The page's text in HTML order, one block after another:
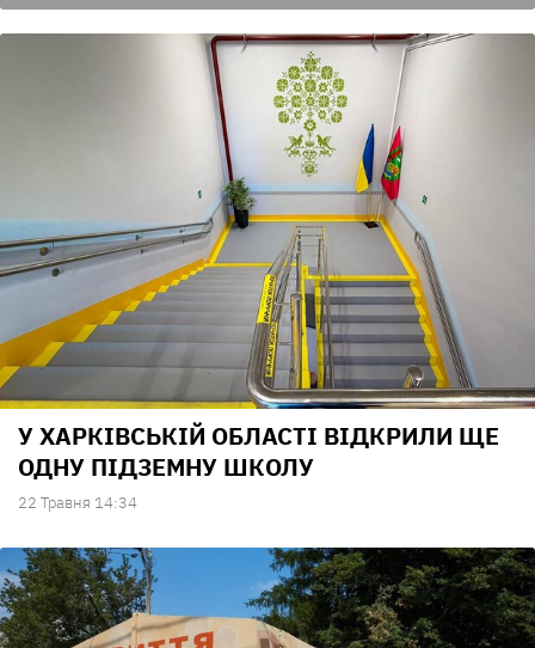
У ХАРКІВСЬКІЙ ОБЛАСТІ ВІДКРИЛИ ЩЕ
ОДНУ ПІДЗЕМНУ ШКОЛУ
22 Травня 14:34